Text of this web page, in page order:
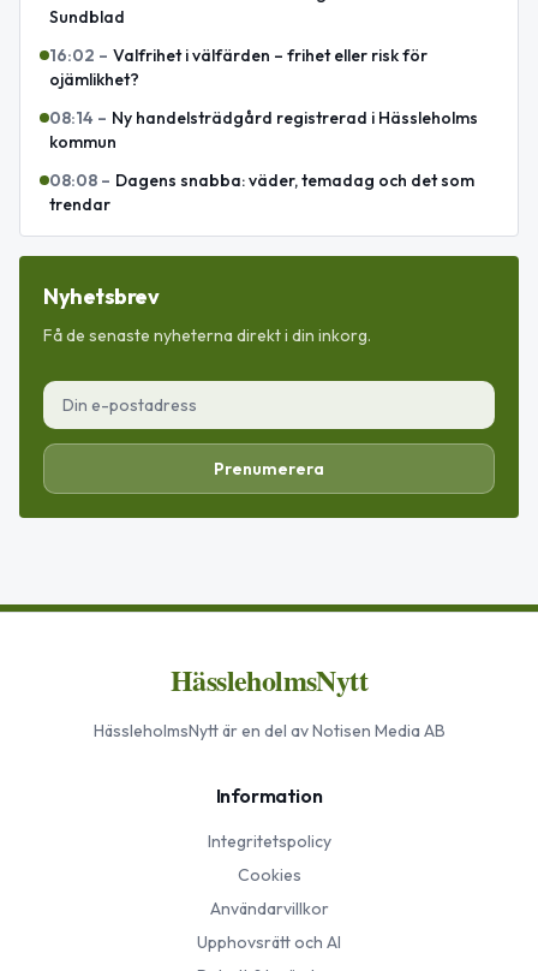
Sundblad
16:02 – Valfrihet i välfärden – frihet eller risk för
ojämlikhet?
08:14 – Ny handelsträdgård registrerad i Hässleholms
kommun
08:08 – Dagens snabba: väder, temadag och det som
trendar
Nyhetsbrev
Få de senaste nyheterna direkt i din inkorg.
Prenumerera
HässleholmsNytt
HässleholmsNyttär en del av Notisen Media AB
Information
Integritetspolicy
Cookies
Användarvillkor
Upphovsrätt och AI